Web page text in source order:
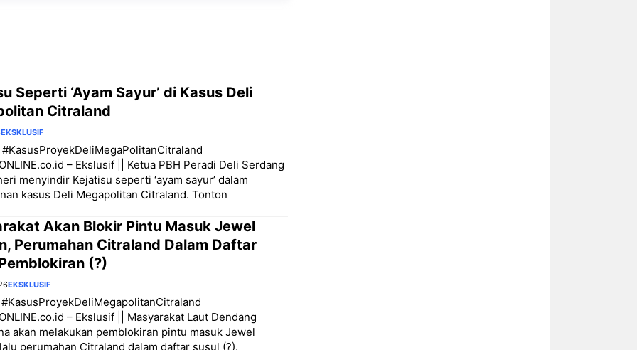
Seperti ‘Ayam Sayur’ di Kasus Deli
Citraland
EKSKLUSIF
– Ekslusif || Ketua PBH Peradi Deli Serdang
menyindir Kejatisu seperti ‘ayam sayur’ dalam
kasus Deli Megapolitan Citraland. Tonton
Akan Blokir Pintu Masuk Jewel
Perumahan Citraland Dalam Daftar
(?)
EKSKLUSIF
– Ekslusif || Masyarakat Laut Dendang
akan melakukan pemblokiran pintu masuk Jewel
perumahan Citraland dalam daftar susul (?).